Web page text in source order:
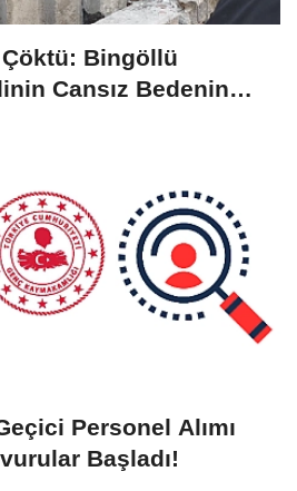
Bingöllü
Cansız Bedenine
Personel Alımı
Başladı!